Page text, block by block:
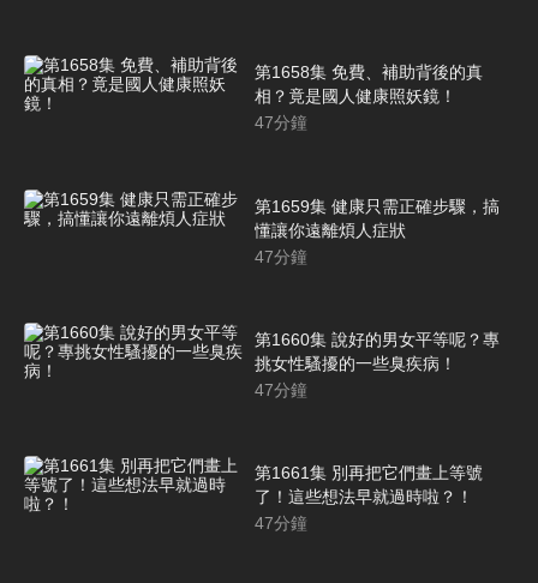
第1658集 免費、補助背後的真
相？竟是國人健康照妖鏡！
47分鐘
第1659集 健康只需正確步驟，搞
懂讓你遠離煩人症狀
47分鐘
第1660集 說好的男女平等呢？專
挑女性騷擾的一些臭疾病！
47分鐘
第1661集 別再把它們畫上等號
了！這些想法早就過時啦？！
47分鐘